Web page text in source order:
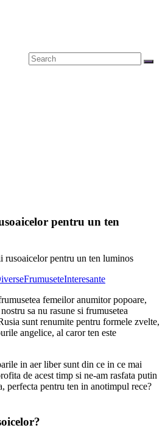
pentru un ten
FrumuseteInteresante
femeilor anumitor popoare,
sa nu rasune si frumusetea
sunt renumite pentru formele zvelte,
angelice, al caror ten este
in aer liber sunt din ce in ce mai
de acest timp si ne-am rasfata putin
perfecta pentru ten in anotimpul rece?